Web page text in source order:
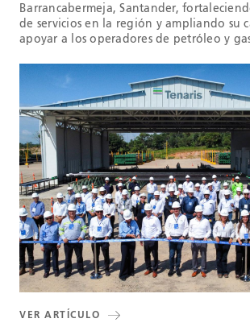
Barrancabermeja, Santander,
de servicios en la región y ampliando su
apoyar a los operadores de petróleo y
VER ARTÍCULO